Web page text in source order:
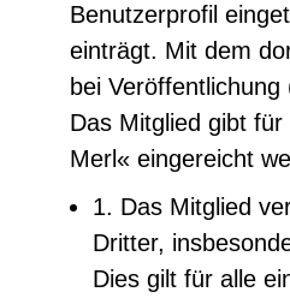
Benutzerprofil
einträgt. Mit dem
bei
Das Mitglied gibt
Merl« eingereicht
1. Das Mitglied
Dritter,
Dies gilt für alle